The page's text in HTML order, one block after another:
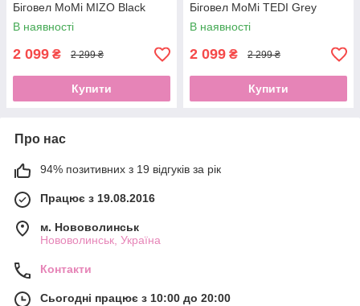
Біговел MoMi MIZO Black
В наявності
2 099 ₴ 2 299 ₴
Купити
Біговел MoMi TEDI Grey
В наявності
2 099 ₴ 2 299 ₴
Купити
Про нас
94% позитивних з 19 відгуків за рік
Працює з 19.08.2016
м. Нововолинськ
Нововолинськ, Україна
Контакти
Сьогодні працює з 10:00 до 20:00